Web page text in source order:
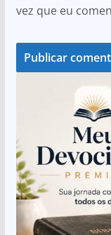
vez que eu